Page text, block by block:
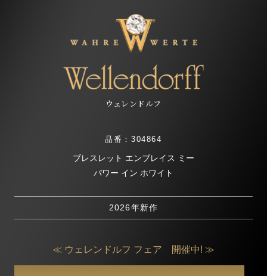
ウェレンドルフ
品番：304864
ブレスレット エンブレイス ミー
パワー イン ホワイト
2026年新作
≪ ウェレンドルフ フェア 開催中! ≫